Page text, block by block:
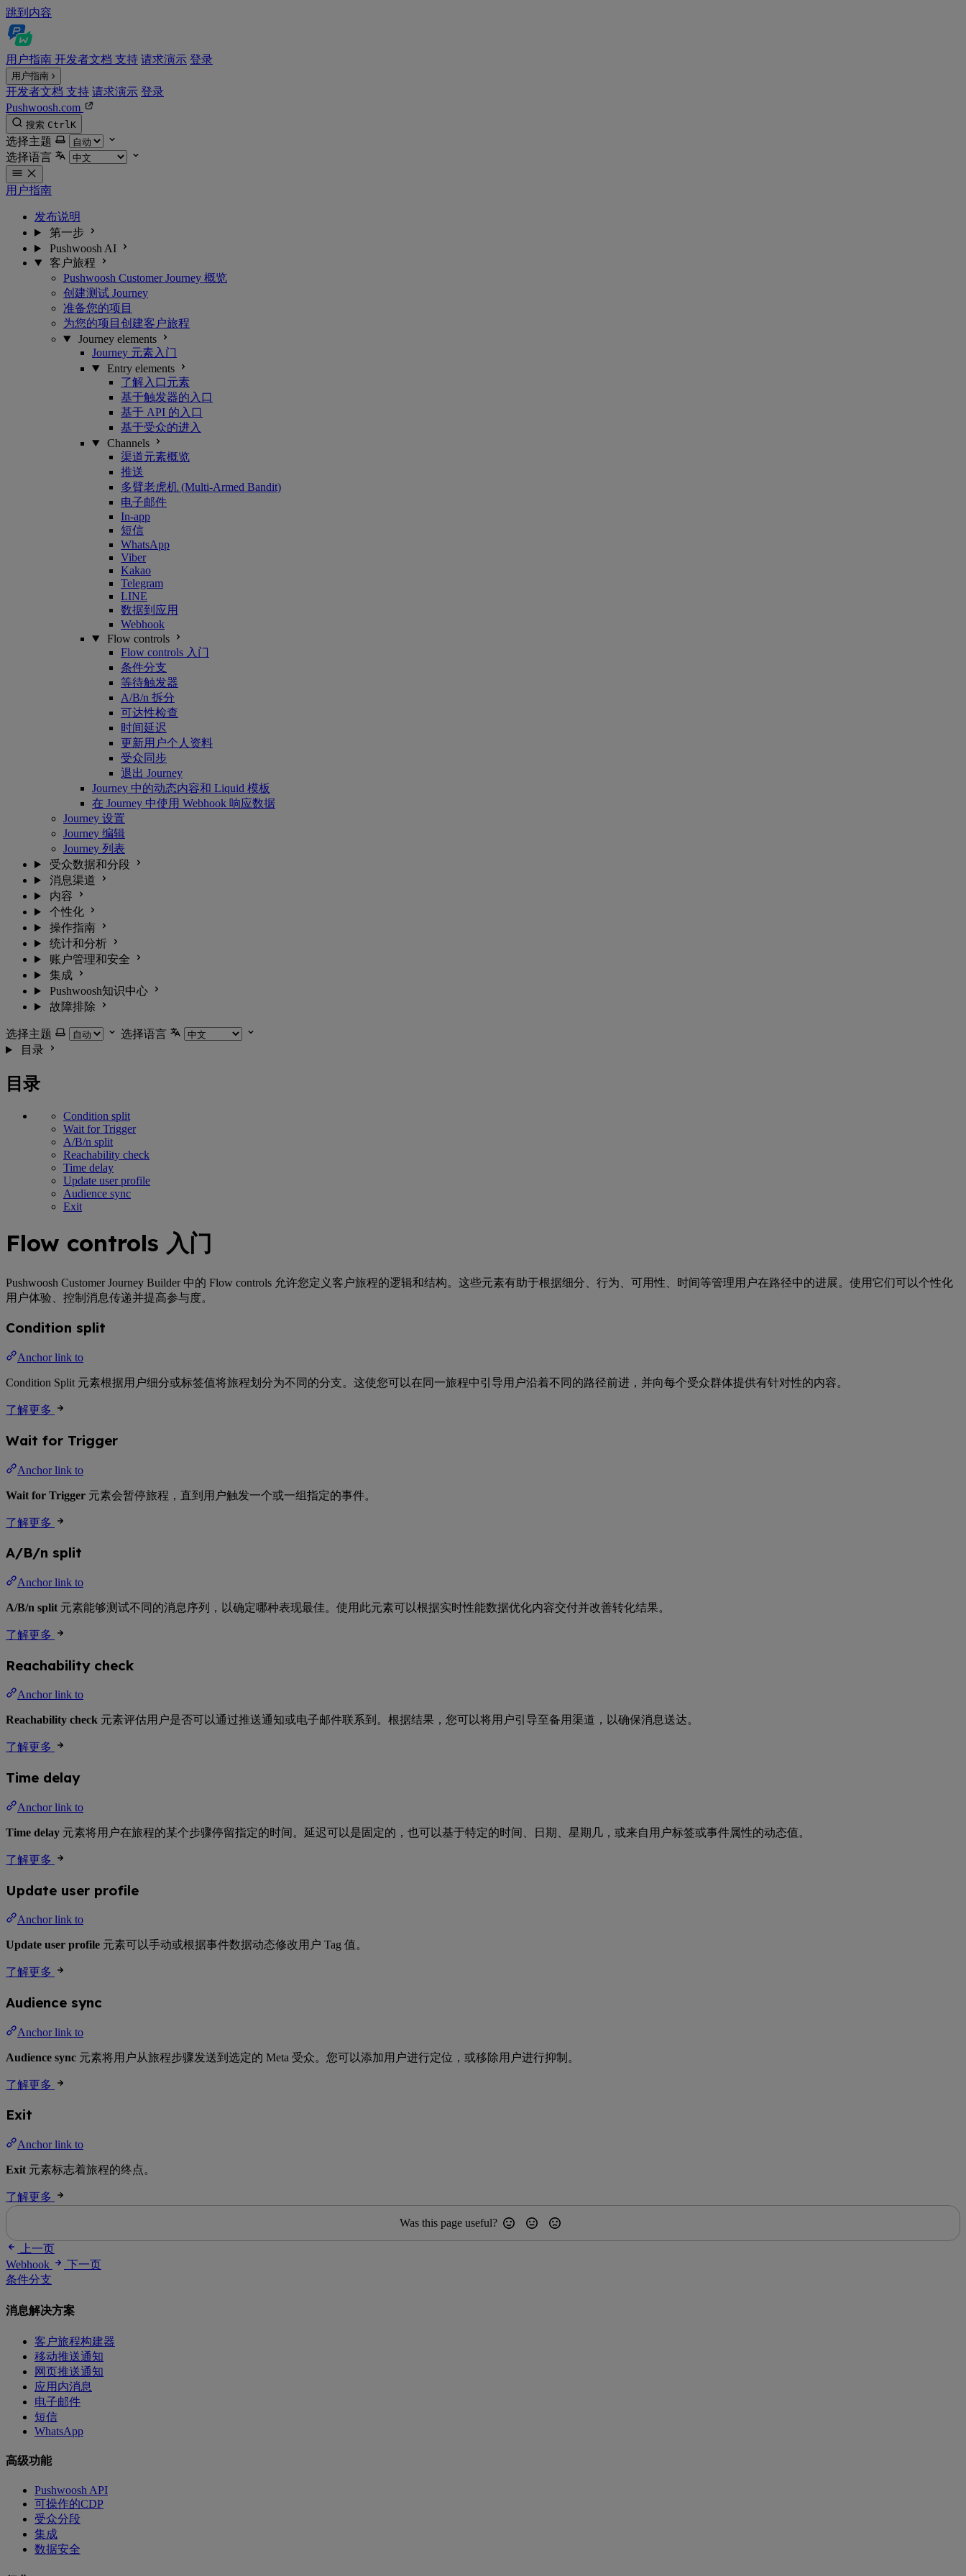
跳到内容
用户指南 开发者文档 支持 请求演示 登录
用户指南
开发者文档 支持 请求演示 登录
Pushwoosh.com
搜索 CtrlK
选择主题
选择语言
用户指南
发布说明
第一步
Pushwoosh AI
客户旅程
Pushwoosh Customer Journey 概览
创建测试 Journey
准备您的项目
为您的项目创建客户旅程
Journey elements
Journey 元素入门
Entry elements
了解入口元素
基于触发器的入口
基于 API 的入口
基于受众的进入
Channels
渠道元素概览
推送
多臂老虎机 (Multi-Armed Bandit)
电子邮件
In-app
短信
WhatsApp
Viber
Kakao
Telegram
LINE
数据到应用
Webhook
Flow controls
Flow controls 入门
条件分支
等待触发器
A/B/n 拆分
可达性检查
时间延迟
更新用户个人资料
受众同步
退出 Journey
Journey 中的动态内容和 Liquid 模板
在 Journey 中使用 Webhook 响应数据
Journey 设置
Journey 编辑
Journey 列表
受众数据和分段
消息渠道
内容
个性化
操作指南
统计和分析
账户管理和安全
集成
Pushwoosh知识中心
故障排除
选择主题
选择语言
目录
目录
Condition split
Wait for Trigger
A/B/n split
Reachability check
Time delay
Update user profile
Audience sync
Exit
Flow controls 入门
Pushwoosh Customer Journey Builder 中的 Flow controls 允许您定义客户旅程的逻辑和结构。这些元素有助于根据细分、行为、可用性、时间等管理用户在路径中的进展。使用它们可以个性化
用户体验、控制消息传递并提高参与度。
Condition split
Anchor link to
Condition Split 元素根据用户细分或标签值将旅程划分为不同的分支。这使您可以在同一旅程中引导用户沿着不同的路径前进，并向每个受众群体提供有针对性的内容。
了解更多
Wait for Trigger
Anchor link to
Wait for Trigger 元素会暂停旅程，直到用户触发一个或一组指定的事件。
了解更多
A/B/n split
Anchor link to
A/B/n split 元素能够测试不同的消息序列，以确定哪种表现最佳。使用此元素可以根据实时性能数据优化内容交付并改善转化结果。
了解更多
Reachability check
Anchor link to
Reachability check 元素评估用户是否可以通过推送通知或电子邮件联系到。根据结果，您可以将用户引导至备用渠道，以确保消息送达。
了解更多
Time delay
Anchor link to
Time delay 元素将用户在旅程的某个步骤停留指定的时间。延迟可以是固定的，也可以基于特定的时间、日期、星期几，或来自用户标签或事件属性的动态值。
了解更多
Update user profile
Anchor link to
Update user profile 元素可以手动或根据事件数据动态修改用户 Tag 值。
了解更多
Audience sync
Anchor link to
Audience sync 元素将用户从旅程步骤发送到选定的 Meta 受众。您可以添加用户进行定位，或移除用户进行抑制。
了解更多
Exit
Anchor link to
Exit 元素标志着旅程的终点。
了解更多
Was this page useful?
上一页
Webhook
下一页
条件分支
消息解决方案
客户旅程构建器
移动推送通知
网页推送通知
应用内消息
电子邮件
短信
WhatsApp
高级功能
Pushwoosh API
可操作的CDP
受众分段
集成
数据安全